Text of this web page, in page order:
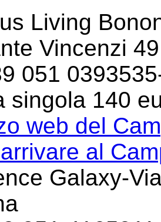
Living
Vincenzi
051
singola 140
web del
al
Galaxy-